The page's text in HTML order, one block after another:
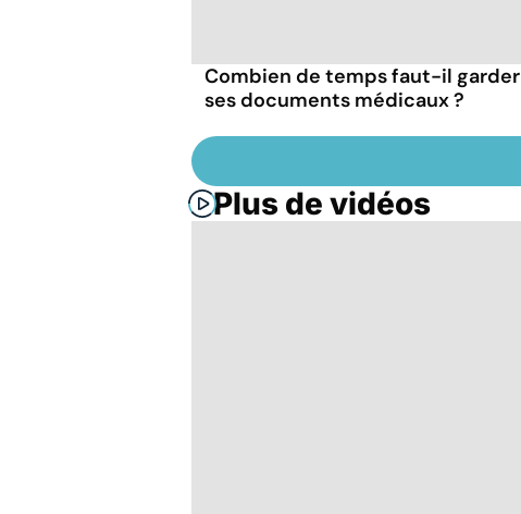
Combien de temps faut-il garder
ses documents médicaux ?
Plus de vidéos